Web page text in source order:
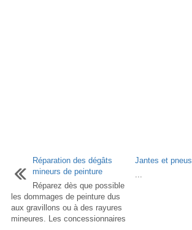
Réparation des dégâts
mineurs de peinture
Réparez dès que possible
les dommages de peinture dus
aux gravillons ou à des rayures
mineures. Les concessionnaires
Jantes et pneus
...